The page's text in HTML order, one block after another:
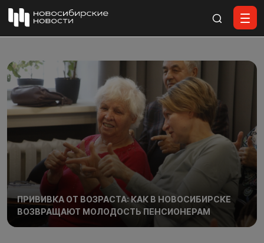
ПРИВИВКА ОТ ВОЗРАСТА: КАК В НОВОСИБИРСКЕ
ВОЗВРАЩАЮТ МОЛОДОСТЬ ПЕНСИОНЕРАМ